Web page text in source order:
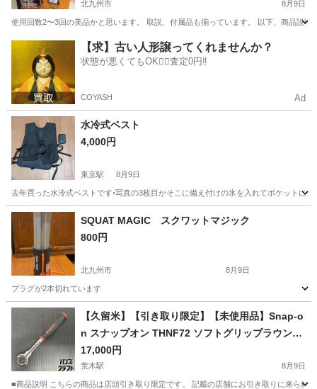
北九州市 8月9日
使用回数2〜3回の美品かと思います。 取説、付属品も揃っています。 以下、商品説
その他
【求】古い人形譲ってくれませんか？
状態が悪くてもOK🙆‍♀️査定0円‼️
COYASH Ad
水冷式ベスト
4,000円
東京駅 8月9日
去年買った水冷式ベストです◦写真の3枚目かそこに備え付けの氷を入れてポケットに
福岡 北九州市 SQUAT MAGIC スクワットマジック
800円
北九州市 8月9日
プラグが2本切れています
福岡 北九州市 その他 スクワットマジック
【久留米】【引き取り限定】【未使用品】Snap-o
n スナップオン THNF72 ソフトグリップラウンド
ヘッドラチェット 差込角:3/8へ加工済
17,000円
荒木駅 8月9日
■商品説明 こちらの商品は店頭引き取り限定です。 記載の店舗にお引き取りに来ら